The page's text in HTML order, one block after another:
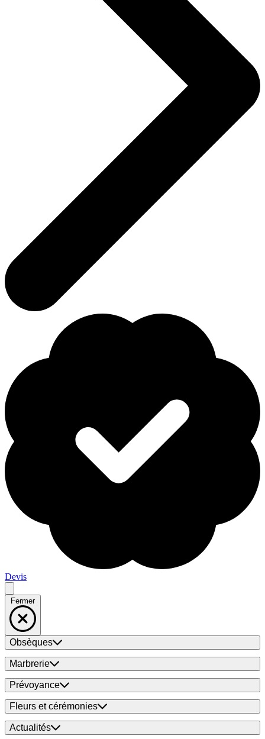
Devis
Fermer
Obsèques
Marbrerie
Prévoyance
Fleurs et cérémonies
Actualités